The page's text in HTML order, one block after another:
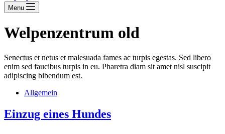
Menu
Welpenzentrum old
Senectus et netus et malesuada fames ac turpis egestas. Sed libero
enim sed faucibus turpis in eu. Pharetra diam sit amet nisl suscipit
adipiscing bibendum est.
Allgemein
Einzug eines Hundes